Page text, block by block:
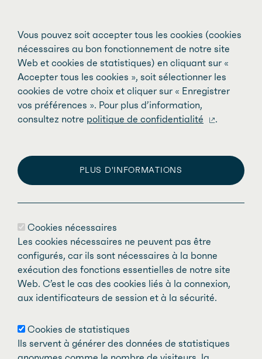
Vous pouvez soit accepter tous les cookies (cookies
nécessaires au bon fonctionnement de notre site
Web et cookies de statistiques) en cliquant sur «
Accepter tous les cookies », soit sélectionner les
cookies de votre choix et cliquer sur « Enregistrer
vos préférences ». Pour plus d’information,
consultez notre politique de confidentialité .
PLUS D'INFORMATIONS
Cookies nécessaires
Les cookies nécessaires ne peuvent pas être
configurés, car ils sont nécessaires à la bonne
exécution des fonctions essentielles de notre site
Web. C’est le cas des cookies liés à la connexion,
aux identificateurs de session et à la sécurité.
Cookies de statistiques
Ils servent à générer des données de statistiques
compétences et de la pratique des
médecins spécialistes afin de contribuer
à l’amélioration de la qualité des soins à
la population.
Pour soutenir les médecins dans leurs
plus hauts standards de qualité, la
Direction du développement
professionnel continu tient
annuellement le plus grand congrès en
médecine spécialisée au Québec –
Numiah – qui allie ateliers de formation
et simulations. La Direction du
développement professionnel
activités de formation sur la plateforme
d'apprentissage en ligne MÉDUSE et de
Opérations
Régine Angers, directrice
La Direction des opérations chapeaute
l’ensemble des services administratifs, des
ressources humaines, des finances et des